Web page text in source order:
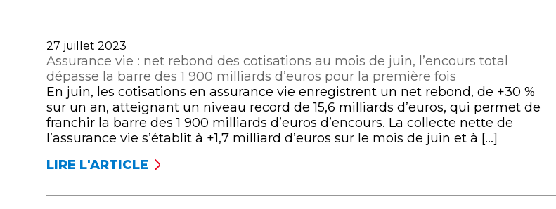
FLÉCHISSEMENT
LE
MOIS
DE
JUILLET
FRAIS
:
LES
LIBÉRAUX
DE
SANTÉ,
LES
COMPLÉMENTAIRES
SANTÉ
LES
Publié
le
27 juillet 2023
Assurance vie : net rebond des cotisations au mois de juin, l’encours total
dépasse la barre des 1 900 milliards d’euros pour la première fois
En juin, les cotisations en assurance vie enregistrent un net rebond, de +30 %
sur un an, atteignant un niveau record de 15,6 milliards d’euros, qui permet de
franchir la barre des 1 900 milliards d’euros d’encours. La collecte nette de
l’assurance vie s’établit à +1,7 milliard d’euros sur le mois de juin et à […]
LIRE L'ARTICLE
ASSURANCE